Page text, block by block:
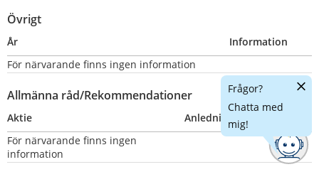
Övrigt
År
Information
För närvarande finns ingen information
Allmänna råd/Rekommendationer
Aktie Anledning
För närvarande finns ingen
information
Frågor?
Chatta med
mig!
Dölj